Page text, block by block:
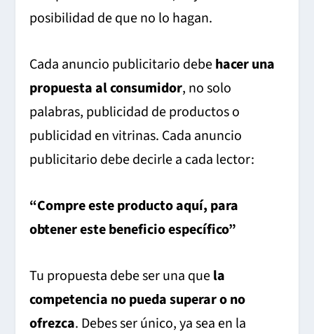
posibilidad de que no lo hagan.
Cada anuncio publicitario debehacer una
propuesta al consumidor, no solo
palabras, publicidad de productos o
publicidad en vitrinas. Cada anuncio
publicitario debe decirle a cada lector:
“Compre este producto aquí, para
obtener este beneficio específico”
Tu propuesta debe ser una quela
competencia no pueda superar o no
ofrezca. Debes ser único, ya sea en la